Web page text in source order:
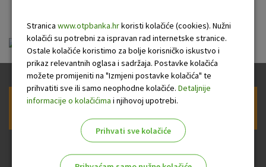
O nama OTP Dnevno financijsko izvješće.pdf
Prijava na newsletter OTP banke
Stranica www.otpbanka.hrkoristi kolačiće (cookies). Nužni
kolačići su potrebni za ispravan rad internetske stranice.
Ostale kolačiće koristimo za bolje korisničko iskustvo i
prikaz relevantnih oglasa i sadržaja. Postavke kolačića
možete promijeniti na "Izmjeni postavke kolačića" te
prihvatiti sve ili samo neophodne kolačiće. Detaljnije
informacije o kolačićima i njihovoj upotrebi.
Prihvati sve kolačiće